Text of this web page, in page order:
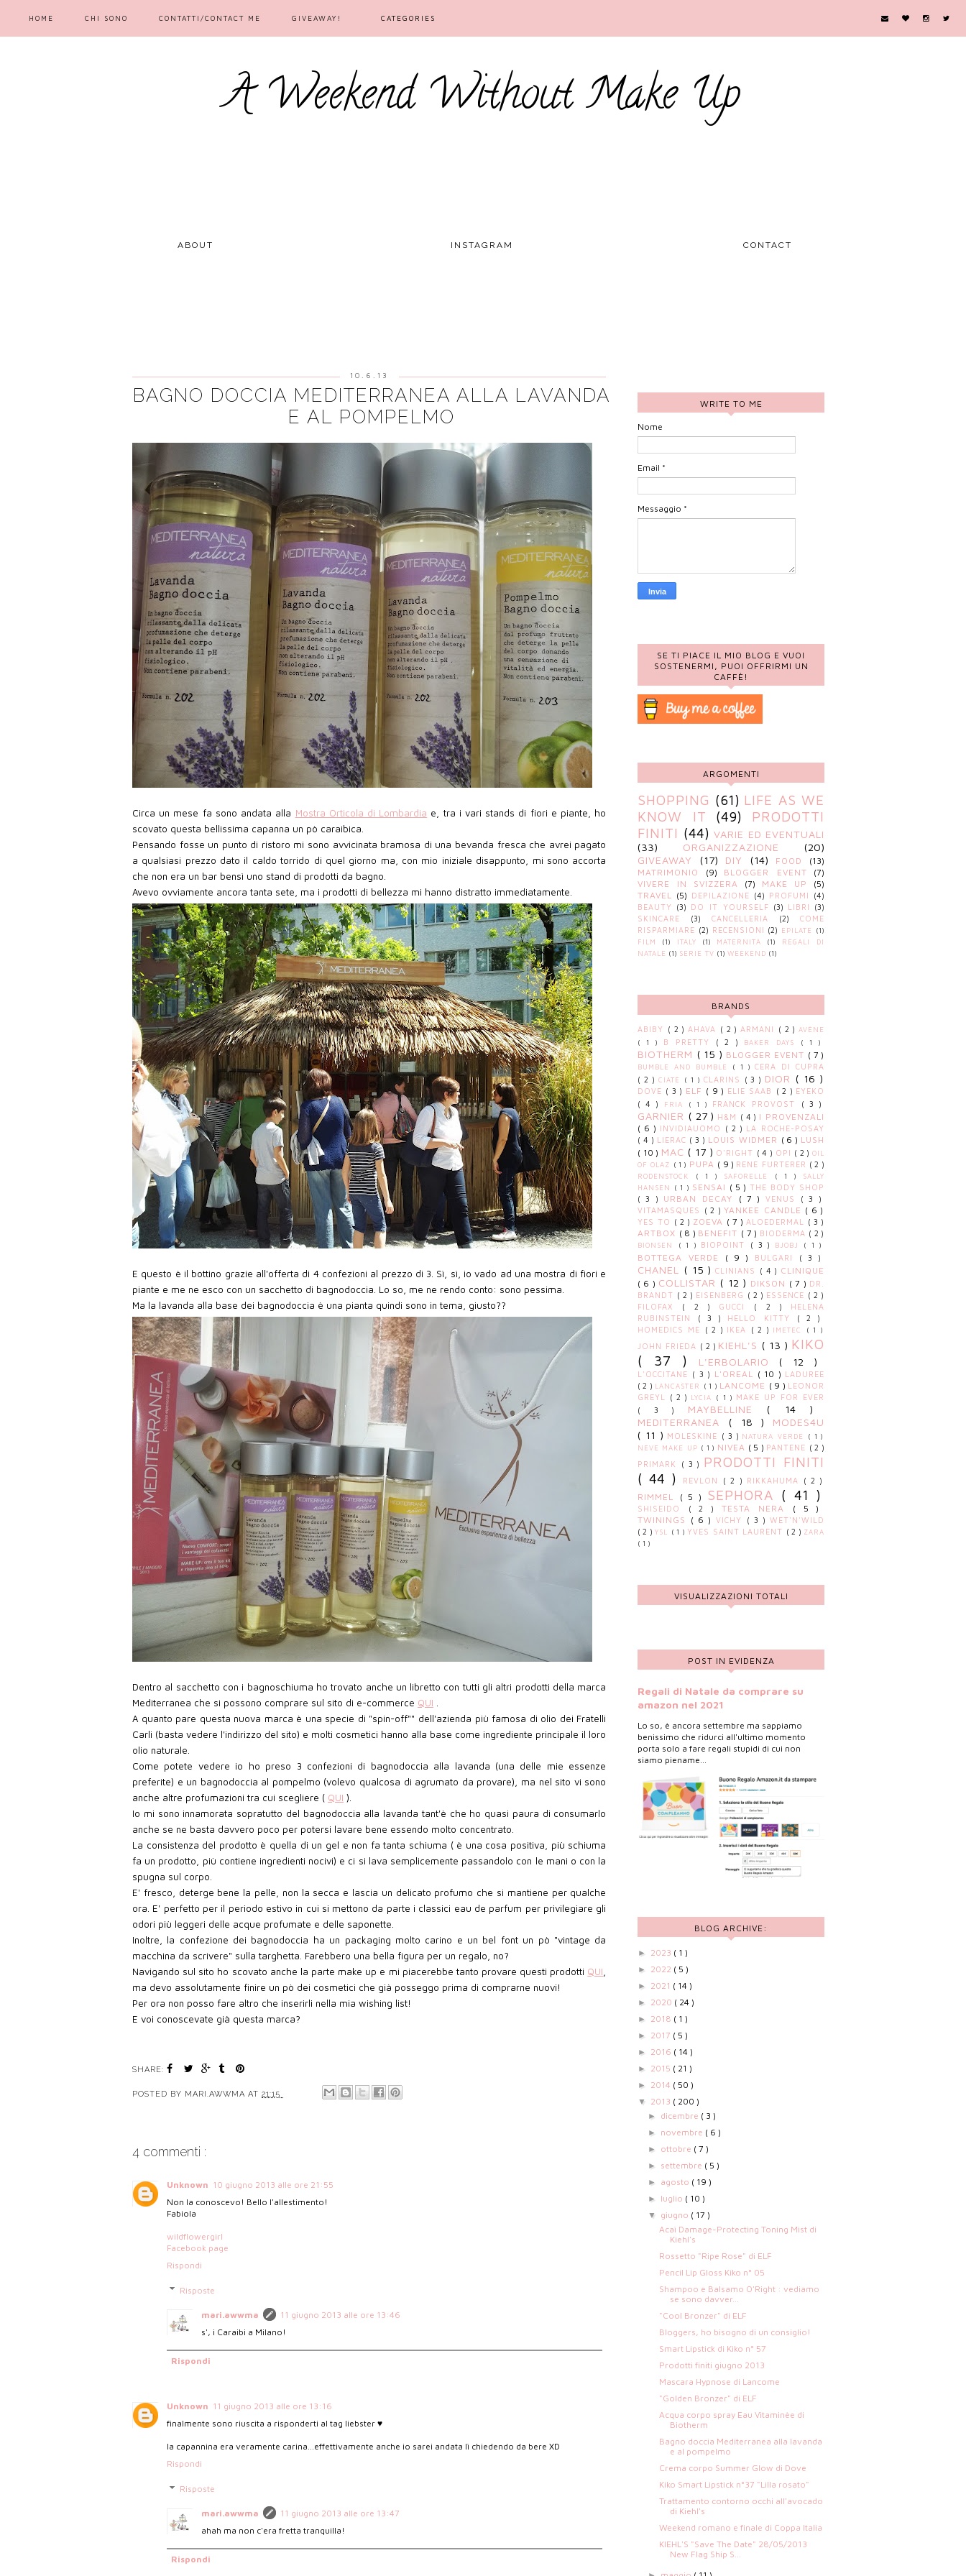
A Weekend Without Make Up
HOME CHI SONO CONTATTI/CONTACT ME GIVEAWAY! CATEGORIES
ABOUT INSTAGRAM CONTACT
10.6.13
BAGNO DOCCIA MEDITERRANEA ALLA LAVANDA
E AL POMPELMO
Circa un mese fa sono andata alla Mostra Orticola di Lombardia e, tra i vari stands di fiori e piante, ho
scovato questa bellissima capanna un pò caraibica.
Pensando fosse un punto di ristoro mi sono avvicinata bramosa di una bevanda fresca che avrei pagato
a qualsiasi prezzo dato il caldo torrido di quel giorno ma, con mio iniziale disappunto, mi sono accorta
che non era un bar bensì uno stand di prodotti da bagno.
Avevo ovviamente ancora tanta sete, ma i prodotti di bellezza mi hanno distratto immediatamente.
E questo è il bottino grazie all'offerta di 4 confezioni al prezzo di 3. Sì, sì, io vado ad una mostra di fiori e
piante e me ne esco con un sacchetto di bagnodoccia. Lo so, me ne rendo conto: sono pessima.
Ma la lavanda alla base dei bagnodoccia è una pianta quindi sono in tema, giusto??
Dentro al sacchetto con i bagnoschiuma ho trovato anche un libretto con tutti gli altri prodotti della marca
Mediterranea che si possono comprare sul sito di e-commerce QUI .
A quanto pare questa nuova marca è una specie di "spin-off"" dell'azienda più famosa di olio dei Fratelli
Carli (basta vedere l'indirizzo del sito) e molti cosmetici hanno alla base come ingrediente principale il loro
olio naturale.
Come potete vedere io ho preso 3 confezioni di bagnodoccia alla lavanda (una delle mie essenze
preferite) e un bagnodoccia al pompelmo (volevo qualcosa di agrumato da provare), ma nel sito vi sono
anche altre profumazioni tra cui scegliere ( QUI ).
Io mi sono innamorata sopratutto del bagnodoccia alla lavanda tant'è che ho quasi paura di consumarlo
anche se ne basta davvero poco per potersi lavare bene essendo molto concentrato.
La consistenza del prodotto è quella di un gel e non fa tanta schiuma ( è una cosa positiva, più schiuma
fa un prodotto, più contiene ingredienti nocivi) e ci si lava semplicemente passandolo con le mani o con la
spugna sul corpo.
E' fresco, deterge bene la pelle, non la secca e lascia un delicato profumo che si mantiene per qualche
ora. E' perfetto per il periodo estivo in cui si mettono da parte i classici eau de parfum per privilegiare gli
odori più leggeri delle acque profumate e delle saponette.
Inoltre, la confezione dei bagnodoccia ha un packaging molto carino e un bel font un pò "vintage da
macchina da scrivere" sulla targhetta. Farebbero una bella figura per un regalo, no?
Navigando sul sito ho scovato anche la parte make up e mi piacerebbe tanto provare questi prodotti QUI,
ma devo assolutamente finire un pò dei cosmetici che già posseggo prima di comprarne nuovi!
Per ora non posso fare altro che inserirli nella mia wishing list!
E voi conoscevate già questa marca?
SHARE:
POSTED BY MARI.AWWMA AT 21:15
4 commenti :
Unknown 10 giugno 2013 alle ore 21:55
Non la conoscevo! Bello l'allestimento!
Fabiola
wildflowergirl
Facebook page
Rispondi
Risposte
mari.awwma
11 giugno 2013 alle ore 13:46
s', i Caraibi a Milano!
Rispondi
Unknown 11 giugno 2013 alle ore 13:16
finalmente sono riuscita a risponderti al tag liebster ♥
la capannina era veramente carina...effettivamente anche io sarei andata lì chiedendo da bere XD
Rispondi
Risposte
mari.awwma
11 giugno 2013 alle ore 13:47
ahah ma non c'era fretta tranquilla!
Rispondi
WRITE TO ME
Nome
Email *
Messaggio *
SE TI PIACE IL MIO BLOG E VUOI
SOSTENERMI, PUOI OFFRIRMI UN
CAFFÈ!
ARGOMENTI
SHOPPING (61) LIFE AS WE
KNOW IT
(49)
PRODOTTI
FINITI (44) VARIE ED EVENTUALI
(33)
ORGANIZZAZIONE
(20)
GIVEAWAY
(17) DIY (14) FOOD
(13)
MATRIMONIO
(9) BLOGGER EVENT
(7)
VIVERE IN SVIZZERA
(7) MAKE UP
(5)
TRAVEL (5) DEPILAZIONE (4) PROFUMI
(4)
BEAUTY
(3) DO IT YOURSELF (3) LIBRI
(3)
SKINCARE
(3) CANCELLERIA (2)
COME
RISPARMIARE (2) RECENSIONI (2) EPILATE
(1)
FILM
(1) ITALY (1) MATERNITÀ (1)
REGALI DI
NATALE (1) SERIE TV (1) WEEKEND (1)
BRANDS
ABIBY ( 2 ) AHAVA ( 2 ) ARMANI ( 2 )
AVÈNE
( 1 ) B PRETTY ( 2 ) BAKER DAYS ( 1 )
BIOTHERM ( 15 ) BLOGGER EVENT ( 7 )
BUMBLE AND BUMBLE ( 1 ) CERA DI CUPRA
( 2 ) CIATÈ ( 1 ) CLARINS ( 3 ) DIOR ( 16 )
DOVE ( 3 ) ELF ( 9 ) ELIE SAAB ( 2 ) EYEKO
( 4 )
FRIA ( 1 ) FRANCK PROVOST ( 3 )
GARNIER ( 27 ) H&M ( 4 ) I PROVENZALI
( 6 ) INVIDIAUOMO ( 2 ) LA ROCHE-POSAY
( 4 ) LIERAC ( 3 ) LOUIS WIDMER ( 6 ) LUSH
( 10 ) MAC ( 17 ) O'RIGHT ( 4 ) OPI ( 2 )OIL
OF OLAZ
( 1 ) PUPA ( 9 ) RENE FURTERER ( 2 )
RODENSTOCK ( 1 ) SAFORELLE ( 1 ) SALLY
HANSEN ( 1 ) SENSAI ( 5 ) THE BODY SHOP
( 3 ) URBAN DECAY ( 7 ) VENUS ( 3 )
VITAMASQUES
( 2 )YANKEE CANDLE ( 6 )
YES TO ( 2 ) ZOEVA ( 7 ) ALOEDERMAL ( 3 )
ARTBOX ( 8 ) BENEFIT ( 7 ) BIODERMA ( 2 )
BIONSEN ( 1 ) BIOPOINT ( 3 ) BJOBJ ( 1 )
BOTTEGA VERDE ( 9 ) BULGARI ( 3 )
CHANEL ( 15 ) CLINIANS ( 4 ) CLINIQUE
( 6 ) COLLISTAR ( 12 ) DIKSON ( 7 ) DR.
BRANDT ( 2 ) EISENBERG ( 2 ) ESSENCE ( 2 )
FILOFAX ( 2 ) GUCCI ( 2 ) HELENA
RUBINSTEIN ( 3 ) HELLO KITTY
( 2 )
HOMEDICS ME ( 2 ) IKEA ( 2 ) IMETEC ( 1 )
JOHN FRIEDA ( 2 ) KIEHL'S ( 13 ) KIKO
( 37 )
L'ERBOLARIO ( 12 )
L'OCCITANE ( 3 ) L'OREAL ( 10 ) LADUREE
( 2 ) LANCASTER ( 1 ) LANCOME ( 9 ) LEONOR
GREYL ( 2 ) LYCIA ( 1 )
MAKE UP FOR EVER
( 3 )
MAYBELLINE ( 14 )
MEDITERRANEA ( 18 ) MODES4U
( 11 ) MOLESKINE ( 3 ) NATURA VERDE
( 1 )
NEVE MAKE UP ( 1 ) NIVEA ( 5 ) PANTENE ( 2 )
PRIMARK ( 3 ) PRODOTTI FINITI
( 44 )
REVLON ( 2 ) RIKKAHUMA ( 2 )
RIMMEL ( 5 ) SEPHORA ( 41 )
SHISEIDO ( 2 ) TESTA NERA ( 5 )
TWININGS ( 6 ) VICHY ( 3 ) WET'N'WILD
( 2 )YSL ( 1 ) YVES SAINT LAURENT ( 2 ) ZARA
( 1 )
VISUALIZZAZIONI TOTALI
POST IN EVIDENZA
Regali di Natale da comprare su
amazon nel 2021
Lo so, è ancora settembre ma sappiamo
benissimo che ridurci all'ultimo momento
porta solo a fare regali stupidi di cui non
siamo piename...
BLOG ARCHIVE:
► 2023 ( 1 )
► 2022 ( 5 )
► 2021 ( 14 )
► 2020 ( 24 )
► 2018 ( 1 )
► 2017 ( 5 )
► 2016 ( 14 )
► 2015 ( 21 )
► 2014 ( 50 )
▼ 2013 ( 200 )
► dicembre ( 3 )
► novembre ( 6 )
► ottobre ( 7 )
► settembre ( 5 )
► agosto ( 19 )
► luglio ( 10 )
▼ giugno ( 17 )
Acaì Damage-Protecting Toning Mist di
Kiehl's
Rossetto "Ripe Rose" di ELF
Pencil Lip Gloss Kiko n° 05
Shampoo e Balsamo O'Right : vediamo
se sono davver...
"Cool Bronzer" di ELF
Bloggers, ho bisogno di un consiglio!
Smart Lipstick di Kiko n° 57
Prodotti finiti giugno 2013
Mascara Hypnose di Lancome
"Golden Bronzer" di ELF
Acqua corpo spray Eau Vitaminèe di
Biotherm
Bagno doccia Mediterranea alla lavanda
e al pompelmo
Crema corpo Summer Glow di Dove
Kiko Smart Lipstick n°37 "Lilla rosato"
Trattamento contorno occhi all'avocado
di Kiehl's
Weekend romano e finale di Coppa Italia
KIEHL'S "Save The Date" 28/05/2013
New Flag Ship S...